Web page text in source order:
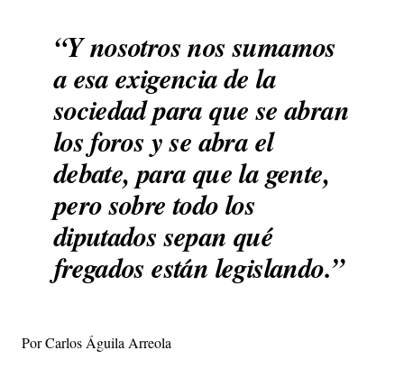
“Y nosotros nos sumamos
a esa exigencia de la
sociedad para que se abran
los foros y se abra el
debate, para que la gente,
pero sobre todo los
diputados sepan qué
fregados están legislando.”
Por Carlos Águila Arreola